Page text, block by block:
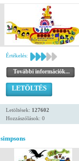
Értékelés:
További információk...
LETÖLTÉS
Letöltések: 127602
Hozzászólások: 0
simpsons